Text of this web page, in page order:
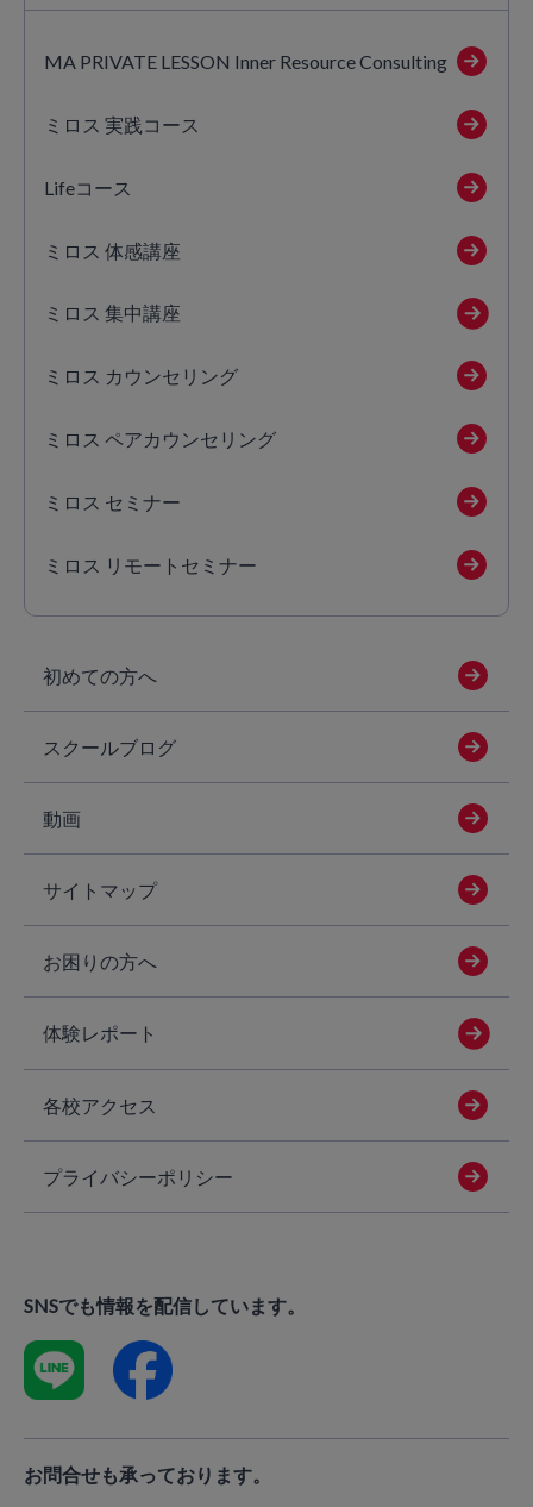
MA PRIVATE LESSON Inner Resource Consulting
ミロス 実践コース
Lifeコース
ミロス 体感講座
ミロス 集中講座
ミロス カウンセリング
ミロス ペアカウンセリング
ミロス セミナー
ミロス リモートセミナー
初めての方へ
スクールブログ
動画
サイトマップ
お困りの方へ
体験レポート
各校アクセス
プライバシーポリシー
SNSでも情報を配信しています。
お問合せも承っております。